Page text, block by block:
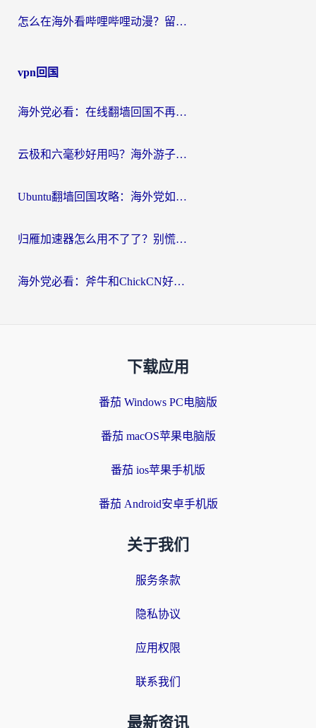
怎么在海外看哔哩哔哩动漫？留学生亲测有效的回国加速方案
vpn回国
海外党必看：在线翻墙回国不再难！教你选对加速器无缝刷国内资源
云极和六毫秒好用吗？海外游子解锁国内资源的真实答案
Ubuntu翻墙回国攻略：海外党如何选对加速器，无缝刷国内剧玩游戏？
归雁加速器怎么用不了了？别慌，这篇指南教你如何丝滑“回家”
海外党必看：斧牛和ChickCN好用吗？3款热门加速器实测+番茄加速器深度体验
下载应用
番茄 Windows PC电脑版
番茄 macOS苹果电脑版
番茄 ios苹果手机版
番茄 Android安卓手机版
关于我们
服务条款
隐私协议
应用权限
联系我们
最新资讯